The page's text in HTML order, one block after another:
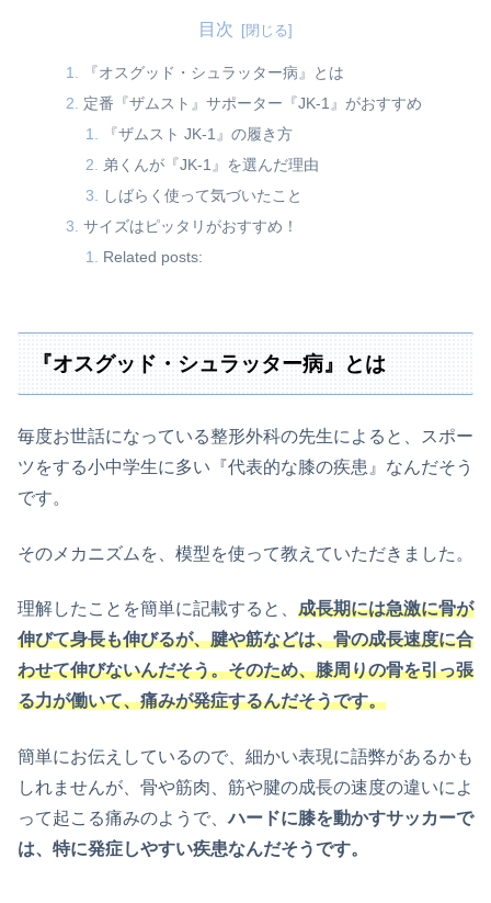
目次
『オスグッド・シュラッター病』とは
定番『ザムスト』サポーター『JK-1』がおすすめ
『ザムスト JK-1』の履き方
弟くんが『JK-1』を選んだ理由
しばらく使って気づいたこと
サイズはピッタリがおすすめ！
Related posts:
『オスグッド・シュラッター病』とは
毎度お世話になっている整形外科の先生によると、スポー
ツをする小中学生に多い『代表的な膝の疾患』なんだそう
です。
そのメカニズムを、模型を使って教えていただきました。
理解したことを簡単に記載すると、 成長期には急激に骨が
伸びて身長も伸びるが、腱や筋などは、骨の成長速度に合
わせて伸びないんだそう。そのため、膝周りの骨を引っ張
る力が働いて、痛みが発症するんだそうです。
簡単にお伝えしているので、細かい表現に語弊があるかも
しれませんが、骨や筋肉、筋や腱の成長の速度の違いによ
って起こる痛みのようで、ハードに膝を動かすサッカーで
は、特に発症しやすい疾患なんだそうです。